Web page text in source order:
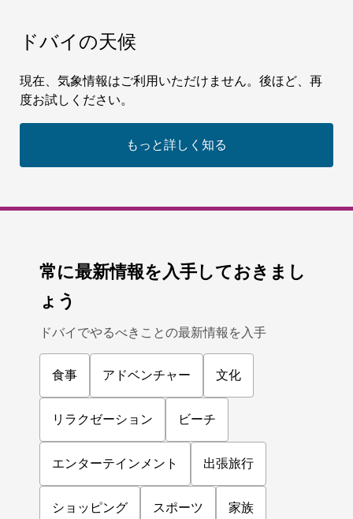
ドバイの天候
現在、気象情報はご利用いただけません。後ほど、再
度お試しください。
もっと詳しく知る
常に最新情報を入手しておきまし
ょう
ドバイでやるべきことの最新情報を入手
食事 アドベンチャー 文化
リラクゼーション ビーチ
エンターテインメント 出張旅行
ショッピング スポーツ 家族